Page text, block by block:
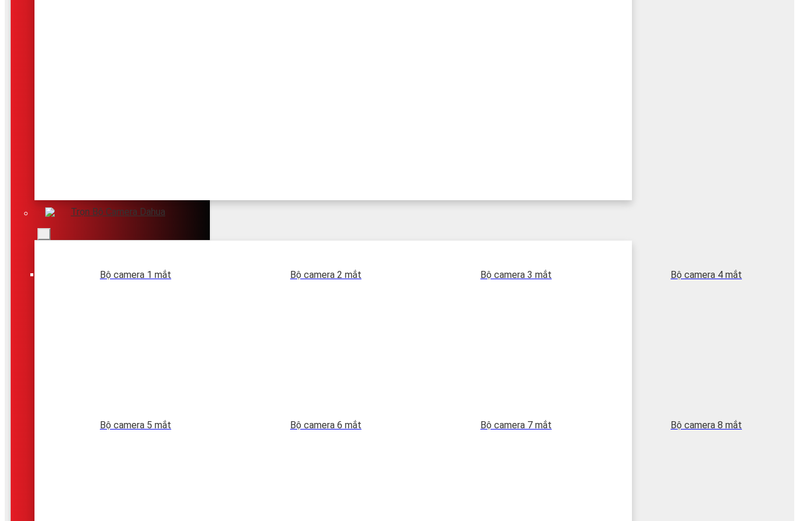
Trọn Bộ Camera Dahua
Bộ camera 1 mắt Bộ camera 2 mắt Bộ camera 3 mắt Bộ camera 4 mắt
Bộ camera 5 mắt Bộ camera 6 mắt Bộ camera 7 mắt Bộ camera 8 mắt